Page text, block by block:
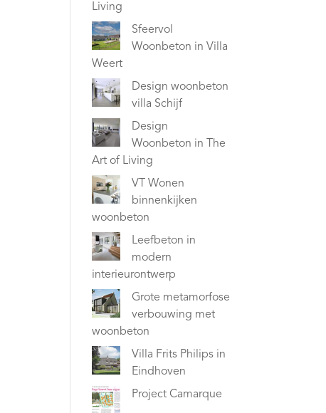
Living
Sfeervol
Woonbeton in Villa
Weert
Design woonbeton
villa Schijf
Design
Woonbeton in The
Art of Living
VT Wonen
binnenkijken
woonbeton
Leefbeton in
modern
interieurontwerp
Grote metamorfose
verbouwing met
woonbeton
Villa Frits Philips in
Eindhoven
Project Camarque